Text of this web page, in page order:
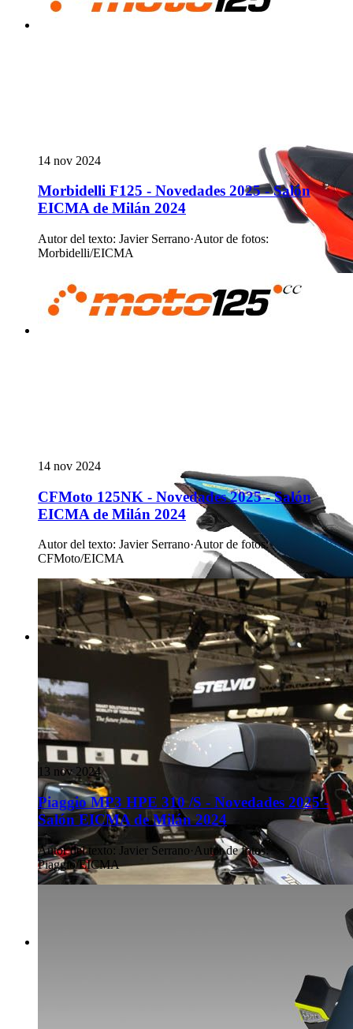
14 nov 2024
Morbidelli F125 - Novedades 2025 - Salón
EICMA de Milán 2024
Autor del texto: Javier Serrano·Autor de fotos:
Morbidelli/EICMA
14 nov 2024
CFMoto 125NK - Novedades 2025 - Salón
EICMA de Milán 2024
Autor del texto: Javier Serrano·Autor de fotos:
CFMoto/EICMA
13 nov 2024
Piaggio MP3 HPE 310 /S - Novedades 2025 -
Salón EICMA de Milán 2024
Autor del texto: Javier Serrano· Autor de fotos:
Piaggio/EICMA